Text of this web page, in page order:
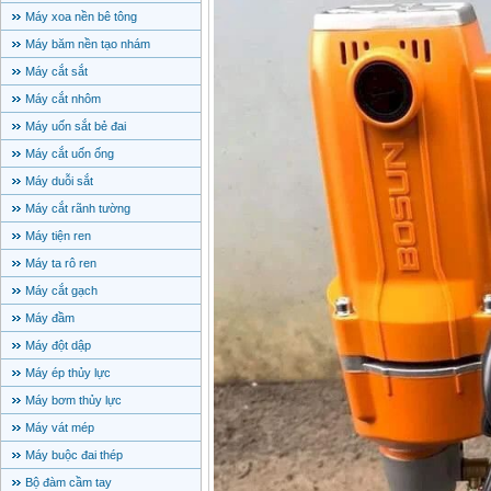
Máy xoa nền bê tông
Máy băm nền tạo nhám
Máy cắt sắt
Máy cắt nhôm
Máy uốn sắt bẻ đai
Máy cắt uốn ống
Máy duỗi sắt
Máy cắt rãnh tường
Máy tiện ren
Máy ta rô ren
Máy cắt gạch
Máy đầm
Máy đột dập
Máy ép thủy lực
Máy bơm thủy lực
Máy vát mép
Máy buộc đai thép
Bộ đàm cầm tay